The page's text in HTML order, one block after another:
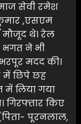
सेवी रमेश
,एसएम
थे। रेल
भगत ने भी
मदद की।
में छिपे छह
में लिया गया
गिरफ्तार किए
पूरनलाल,